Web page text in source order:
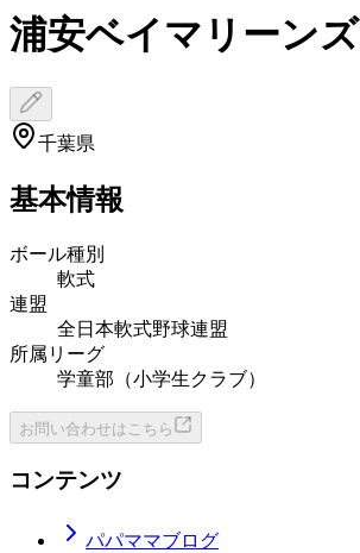
浦安ベイマリーンズ
千葉県
基本情報
ボール種別
軟式
連盟
全日本軟式野球連盟
所属リーグ
学童部（小学生クラブ）
お問い合わせはこちら
コンテンツ
パパママブログ